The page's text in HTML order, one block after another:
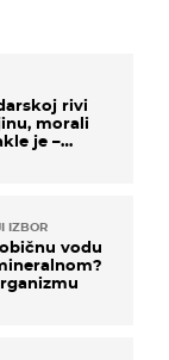
rivi
morali
je –
IZBOR
vodu